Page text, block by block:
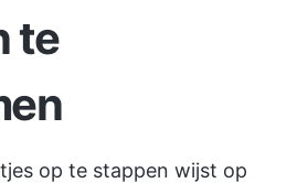
te
op te stappen wijst op